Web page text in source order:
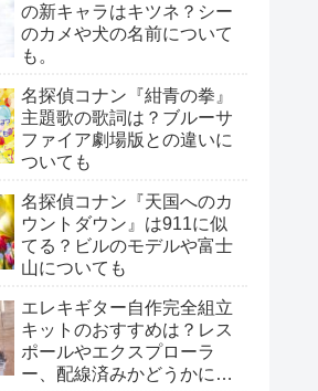
の新キャラはキツネ？シー
のカメや犬の名前について
も。
名探偵コナン『紺青の拳』
主題歌の歌詞は？ブルーサ
ファイア劇場版との違いに
ついても
名探偵コナン『天国へのカ
ウントダウン』は911に似
てる？ビルのモデルや富士
山についても
エレキギター自作完全組立
キットのおすすめは？レス
ポールやエクスプローラ
ー、配線済みかどうかにつ